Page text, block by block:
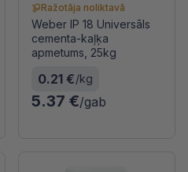
Ražotāja noliktavā
Weber IP 18 Universāls
cementa-kaļķa
apmetums, 25kg
0.21 €/kg
5.37 €/gab